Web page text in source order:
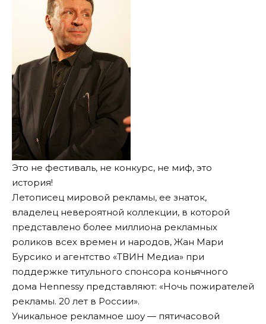
Это не фестиваль, не конкурс, не миф, это
история!
Летописец мировой рекламы, ее знаток,
владелец невероятной коллекции, в которой
представлено более миллиона рекламных
роликов всех времен и народов, Жан Мари
Бурсико и агентство «ТВИН Медиа» при
поддержке титульного спонсора коньячного
дома Hennessy представляют: «Ночь пожирателей
рекламы. 20 лет в России».
Уникальное рекламное шоу — пятичасовой